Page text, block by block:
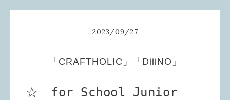
2023/09/27
「CRAFTHOLIC」「DiiiNO」
☆
for School Junior